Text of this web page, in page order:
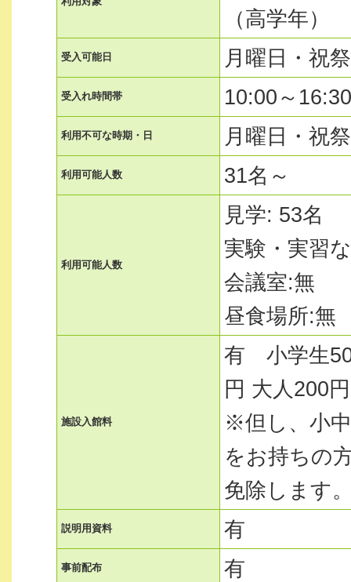
（高学年）
受入可能日 月曜日・祝
受入れ時間帯 10:00～
利用不可な時期・日 月曜日・祝
利用可能人数 31名～
利用可能人数
見学: 53名
実験・実習
会議室:無
昼食場所:無
施設入館料
有 小学生50
円 大人200
※但し、小
をお持ちの
免除します
説明用資料 有
事前配布 有